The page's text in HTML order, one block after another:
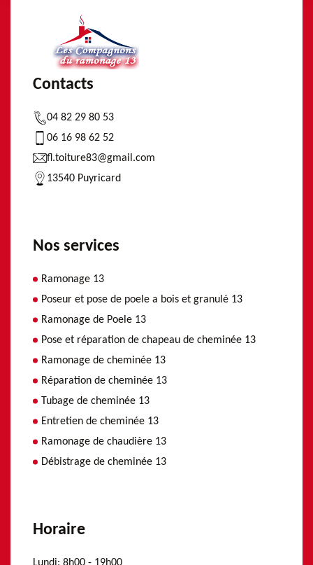
Contacts
04 82 29 80 53
06 16 98 62 52
fl.toiture83@gmail.com
13540 Puyricard
Nos services
Ramonage 13
Poseur et pose de poele a bois et granulé 13
Ramonage de Poele 13
Pose et réparation de chapeau de cheminée 13
Ramonage de cheminée 13
Réparation de cheminée 13
Tubage de cheminée 13
Entretien de cheminée 13
Ramonage de chaudière 13
Débistrage de cheminée 13
Horaire
Lundi: 8h00 - 19h00